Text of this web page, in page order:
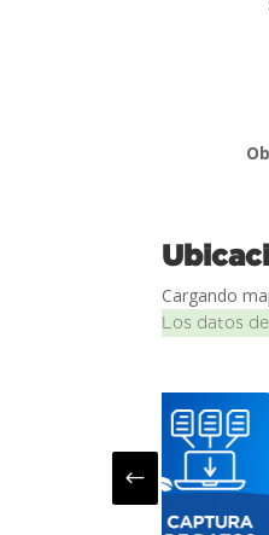
Cargando
Los datos
#